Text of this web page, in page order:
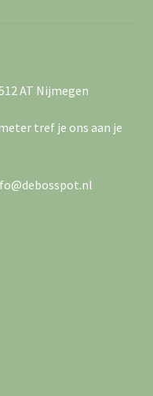
AT Nijmegen
tref je ons aan je